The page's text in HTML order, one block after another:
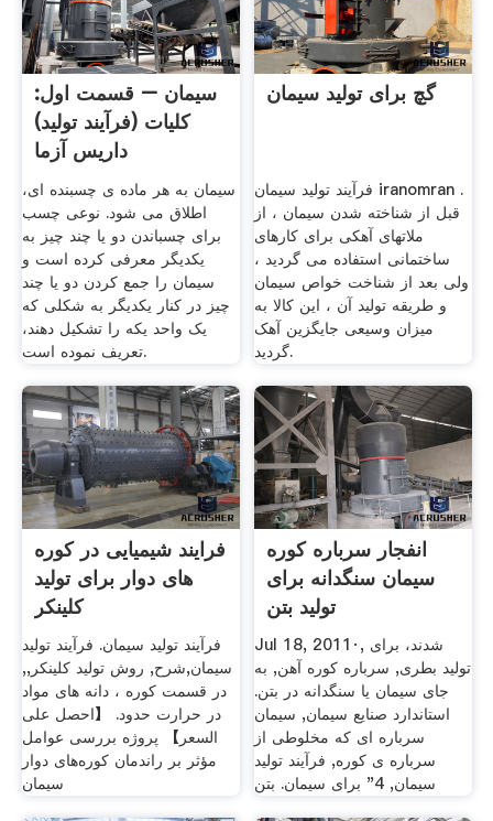
سیمان – قسمت اول:
کلیات (فرآیند تولید)
داریس آزما
سیمان به هر ماده ی چسبنده ای،
اطلاق می شود. نوعی چسب
برای چسباندن دو یا چند چیز به
یکدیگر معرفی کرده است و
سیمان را جمع کردن دو یا چند
چیز در کنار یکدیگر به شکلی که
یک واحد یکه را تشکیل دهند،
تعریف نموده است.
گچ برای تولید سیمان
فرآیند تولید سیمان iranomran .
قبل از شناخته شدن سیمان ، از
ملاتهای آهکی برای کارهای
ساختمانی استفاده می گردید ،
ولی بعد از شناخت خواص سیمان
و طریقه تولید آن ، این کالا به
میزان وسیعی جایگزین آهک
گردید.
فرایند شیمیایی در کوره
های دوار برای تولید
کلینکر
فرآیند تولید سیمان. فرآیند تولید
سیمان,شرح, روش تولید کلینکر,,
در قسمت کوره ، دانه های مواد
در حرارت حدود. 【احصل على
السعر】 پروژه بررسی عوامل
مؤثر بر راندمان کوره‌های دوار
سیمان
انفجار سرباره کوره
سیمان سنگدانه برای
تولید بتن
Jul 18, 2011·, شدند، برای
تولید بطری, سرباره کوره آهن, به
جای سیمان یا سنگدانه در بتن.
استاندارد صنایع سیمان, سیمان
سرباره ای که مخلوطی از
سرباره ی کوره, فرآیند تولید
سیمان, 4" برای سیمان. بتن